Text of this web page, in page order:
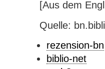
[Aus dem
Quelle:
rezension-bn
biblio-net